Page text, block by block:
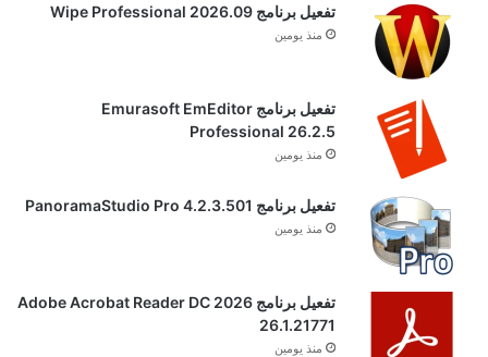
تفعيل برنامج Wipe Professional 2026.09
منذ يومين
تفعيل برنامج Emurasoft EmEditor
Professional 26.2.5
منذ يومين
تفعيل برنامج PanoramaStudio Pro 4.2.3.501
منذ يومين
تفعيل برنامج Adobe Acrobat Reader DC 2026
26.1.21771
منذ يومين